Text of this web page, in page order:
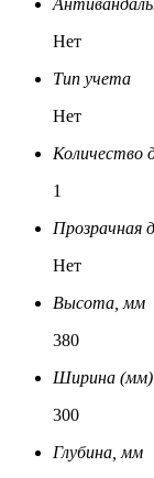
Нет
Тип учета
Нет
Количество
1
Прозрачная
Нет
Высота, мм
380
Ширина (мм)
300
Глубина, мм